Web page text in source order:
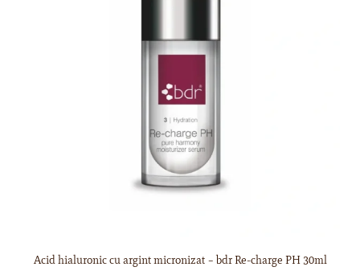
Acid hialuronic cu argint micronizat – bdr Re-charge PH 30ml